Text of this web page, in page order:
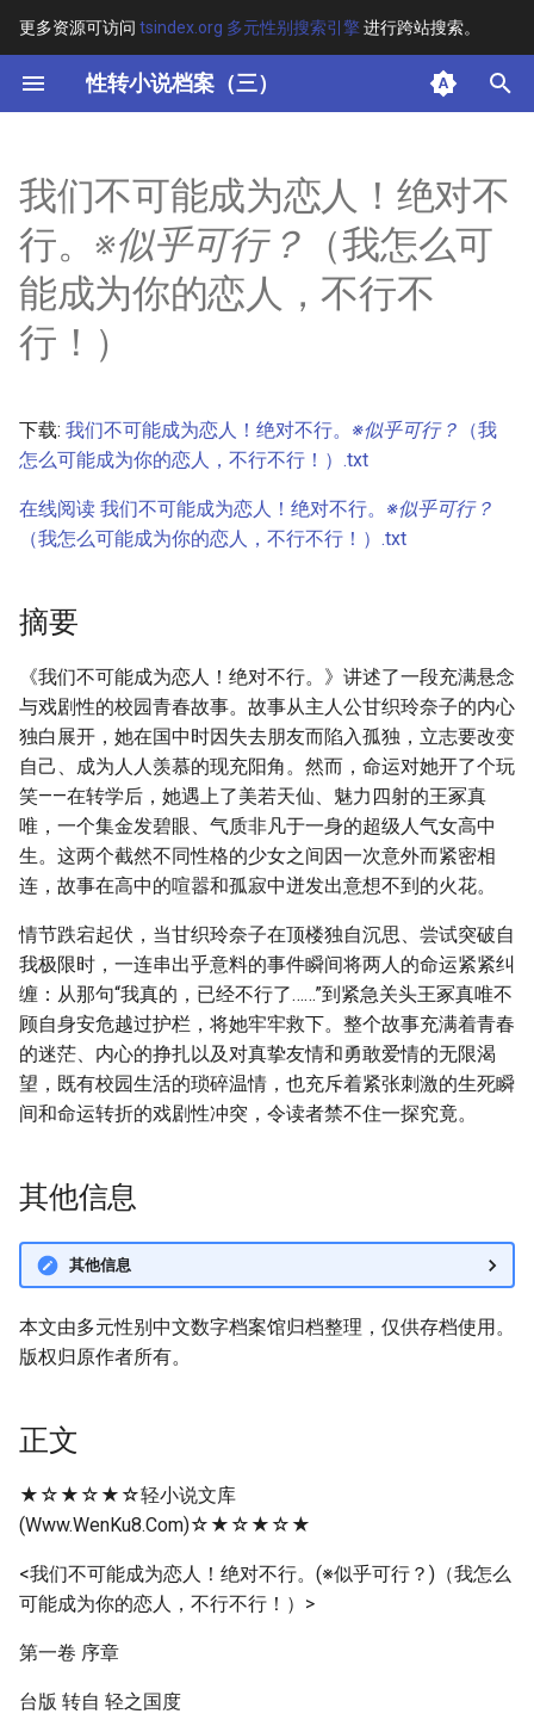
更多资源可访问 tsindex.org 多元性别搜索引擎进行跨站搜索。
性转小说档案（三）
键
开
始
搜
索
其他信息
正文
我们不可能成为恋人！绝对不
行。 ※似乎可行？ （我怎么可
能成为你的恋人，不行不
行！）
下载: 我们不可能成为恋人！绝对不行。 ※似乎可行？
（我
怎么可能成为你的恋人，不行不行！）.txt
在线阅读 我们不可能成为恋人！绝对不行。 ※似乎可行？
（我怎么可能成为你的恋人，不行不行！）.txt
摘要
《我们不可能成为恋人！绝对不行。》讲述了一段充满悬念
与戏剧性的校园青春故事。故事从主人公甘织玲奈子的内心
独白展开，她在国中时因失去朋友而陷入孤独，立志要改变
自己、成为人人羡慕的现充阳角。然而，命运对她开了个玩
笑——在转学后，她遇上了美若天仙、魅力四射的王冢真
唯，一个集金发碧眼、气质非凡于一身的超级人气女高中
生。这两个截然不同性格的少女之间因一次意外而紧密相
连，故事在高中的喧嚣和孤寂中迸发出意想不到的火花。
情节跌宕起伏，当甘织玲奈子在顶楼独自沉思、尝试突破自
我极限时，一连串出乎意料的事件瞬间将两人的命运紧紧纠
缠：从那句“我真的，已经不行了……”到紧急关头王冢真唯不
顾自身安危越过护栏，将她牢牢救下。整个故事充满着青春
的迷茫、内心的挣扎以及对真挚友情和勇敢爱情的无限渴
望，既有校园生活的琐碎温情，也充斥着紧张刺激的生死瞬
间和命运转折的戏剧性冲突，令读者禁不住一探究竟。
其他信息
其他信息
本文由多元性别中文数字档案馆归档整理，仅供存档使用。
版权归原作者所有。
正文
★☆★☆★☆轻小说文库
(Www.WenKu8.Com)☆★☆★☆★
<我们不可能成为恋人！绝对不行。(※似乎可行？)（我怎么
可能成为你的恋人，不行不行！）>
第一卷 序章
台版 转自 轻之国度